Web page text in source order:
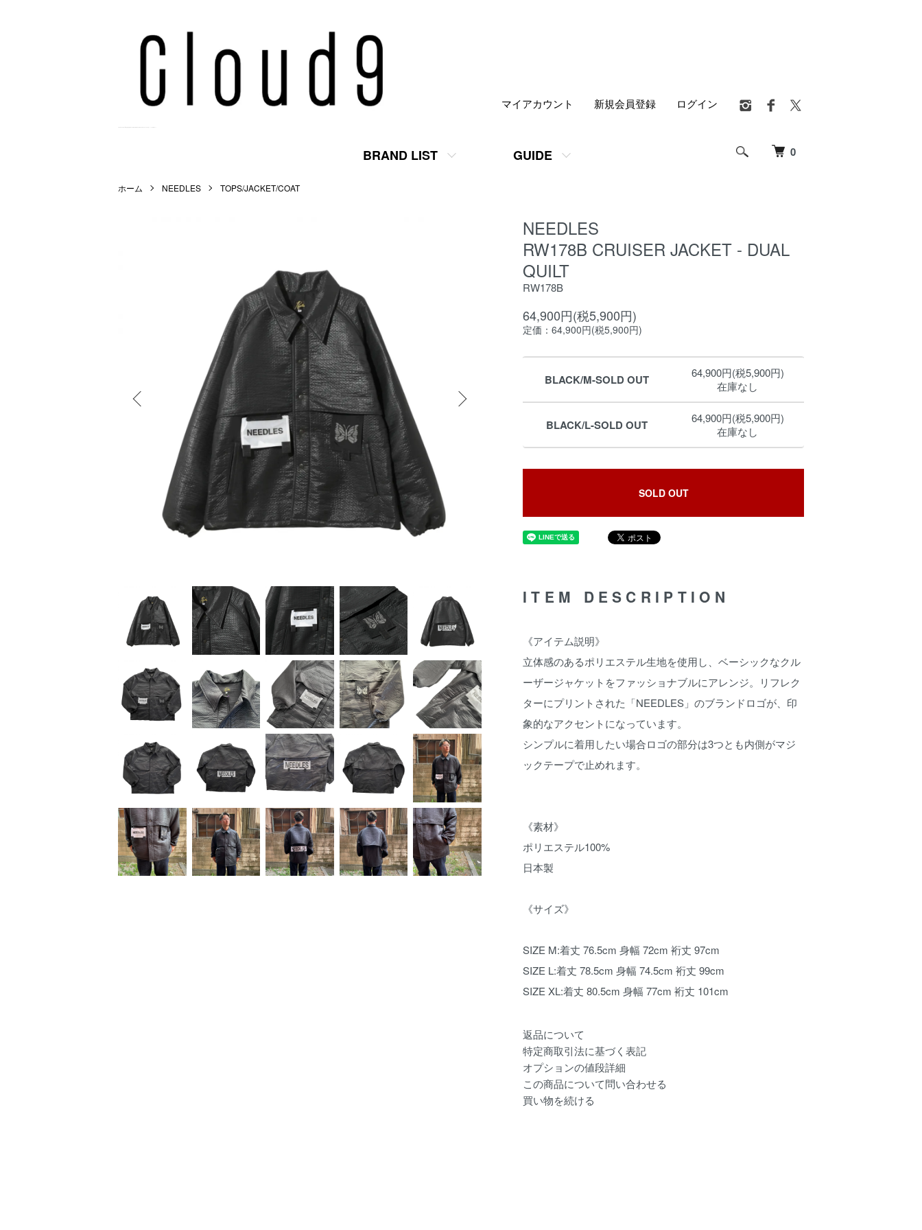
0
BRAND LIST GUIDE
マイアカウント 新規会員登録 ログイン
ホーム NEEDLES TOPS/JACKET/COAT
NEEDLES
RW178B CRUISER JACKET - DUAL
QUILT
RW178B
64,900円(税5,900円)
定価：64,900円(税5,900円)
BLACK/M-SOLD OUT
64,900円(税5,900円)
在庫なし
BLACK/L-SOLD OUT
64,900円(税5,900円)
在庫なし
SOLD OUT
ITEM DESCRIPTION
《アイテム説明》
立体感のあるポリエステル生地を使用し、ベーシックなクル
ーザージャケットをファッショナブルにアレンジ。リフレク
ターにプリントされた「NEEDLES」のブランドロゴが、印
象的なアクセントになっています。
シンプルに着用したい場合ロゴの部分は3つとも内側がマジ
ックテープで止めれます。
《素材》
ポリエステル100%
日本製
《サイズ》
SIZE M:着丈 76.5cm 身幅 72cm 裄丈 97cm
SIZE L:着丈 78.5cm 身幅 74.5cm 裄丈 99cm
SIZE XL:着丈 80.5cm 身幅 77cm 裄丈 101cm
返品について
特定商取引法に基づく表記
オプションの値段詳細
この商品について問い合わせる
買い物を続ける